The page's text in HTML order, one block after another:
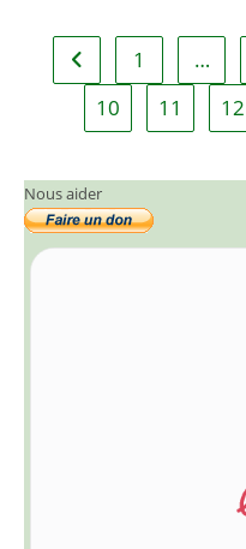
Go to the previous
1 …
10
11 12
Nous aider